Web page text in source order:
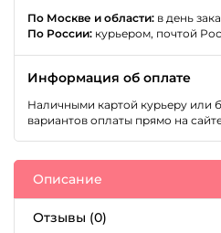
По Москве и области: в день
По России: курьером, почтой
Информация об оплате
Наличными картой курьеру или
вариантов оплаты прямо на
Описание
Отзывы (0)